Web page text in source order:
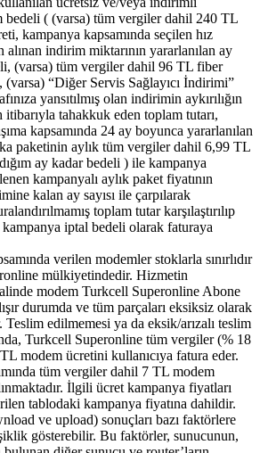
bedeli ( (varsa) tüm vergiler dahil 240 TL
kampanya kapsamında seçilen hız
alınan indirim miktarının yararlanılan ay
(varsa) tüm vergiler dahil 96 TL fiber
“Diğer Servis Sağlayıcı İndirimi”
yansıtılmış olan indirimin aykırılığın
tahakkuk eden toplam tutarı,
kapsamında 24 ay boyunca yararlanılan
paketinin aylık tüm vergiler dahil 6,99 TL
ay kadar bedeli ) ile kampanya
kampanyalı aylık paket fiyatının
kalan ay sayısı ile çarpılarak
toplam tutar karşılaştırılıp
iptal bedeli olarak faturaya
verilen modemler stoklarla sınırlıdır
mülkiyetindedir. Hizmetin
modem Turkcell Superonline Abone
durumda ve tüm parçaları eksiksiz olarak
edilmemesi ya da eksik/arızalı teslim
Turkcell Superonline tüm vergiler (% 18
modem ücretini kullanıcıya fatura eder.
tüm vergiler dahil 7 TL modem
İlgili ücret kampanya fiyatları
tablodaki kampanya fiyatına dahildir.
ve upload) sonuçları bazı faktörlere
gösterebilir. Bu faktörler, sunucunun,